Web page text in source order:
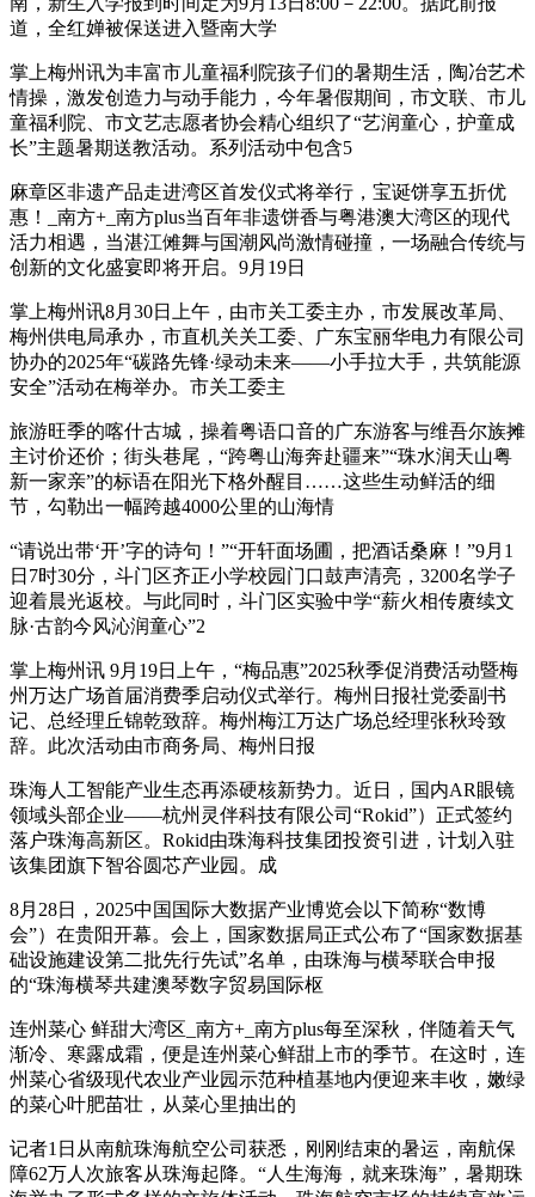
道，全红婵被保送进入暨南大学
掌上梅州讯为丰富市儿童福利院孩子们的暑期生活，陶冶艺术
情操，激发创造力与动手能力，今年暑假期间，市文联、市儿
童福利院、市文艺志愿者协会精心组织了“艺润童心，护童成
长”主题暑期送教活动。系列活动中包含5
麻章区非遗产品走进湾区首发仪式将举行，宝诞饼享五折优
惠！_南方+_南方plus当百年非遗饼香与粤港澳大湾区的现代
活力相遇，当湛江傩舞与国潮风尚激情碰撞，一场融合传统与
创新的文化盛宴即将开启。9月19日
掌上梅州讯8月30日上午，由市关工委主办，市发展改革局、
梅州供电局承办，市直机关关工委、广东宝丽华电力有限公司
协办的2025年“碳路先锋·绿动未来——小手拉大手，共筑能源
安全”活动在梅举办。市关工委主
旅游旺季的喀什古城，操着粤语口音的广东游客与维吾尔族摊
主讨价还价；街头巷尾，“跨粤山海奔赴疆来”“珠水润天山粤
新一家亲”的标语在阳光下格外醒目……这些生动鲜活的细
节，勾勒出一幅跨越4000公里的山海情
“请说出带‘开’字的诗句！”“开轩面场圃，把酒话桑麻！”9月1
日7时30分，斗门区齐正小学校园门口鼓声清亮，3200名学子
迎着晨光返校。与此同时，斗门区实验中学“薪火相传赓续文
脉·古韵今风沁润童心”2
掌上梅州讯 9月19日上午，“梅品惠”2025秋季促消费活动暨梅
州万达广场首届消费季启动仪式举行。梅州日报社党委副书
记、总经理丘锦乾致辞。梅州梅江万达广场总经理张秋玲致
辞。此次活动由市商务局、梅州日报
珠海人工智能产业生态再添硬核新势力。近日，国内AR眼镜
领域头部企业——杭州灵伴科技有限公司“Rokid”）正式签约
落户珠海高新区。Rokid由珠海科技集团投资引进，计划入驻
该集团旗下智谷圆芯产业园。成
8月28日，2025中国国际大数据产业博览会以下简称“数博
会”）在贵阳开幕。会上，国家数据局正式公布了“国家数据基
础设施建设第二批先行先试”名单，由珠海与横琴联合申报
的“珠海横琴共建澳琴数字贸易国际枢
连州菜心 鲜甜大湾区_南方+_南方plus每至深秋，伴随着天气
渐冷、寒露成霜，便是连州菜心鲜甜上市的季节。在这时，连
州菜心省级现代农业产业园示范种植基地内便迎来丰收，嫩绿
的菜心叶肥苗壮，从菜心里抽出的
记者1日从南航珠海航空公司获悉，刚刚结束的暑运，南航保
障62万人次旅客从珠海起降。“人生海海，就来珠海”，暑期珠